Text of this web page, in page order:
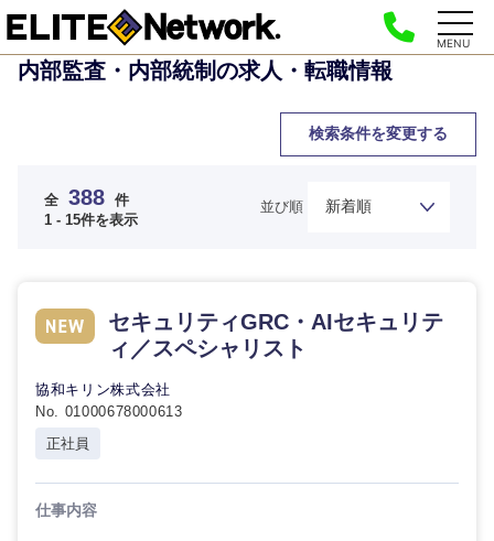
MENU
内部監査・内部統制の求人・転職情報
検索条件を変更する
全 388 件
1 - 15件を表示
並び順
セキュリティGRC・AIセキュリテ
ィ／スペシャリスト
協和キリン株式会社
No. 01000678000613
正社員
仕事内容